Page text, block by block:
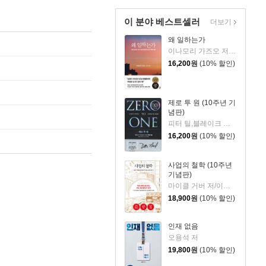
이 분야 베스트셀러
왜 일하는가
이나모리 가즈오 저/김윤경 역
16,200원 (10% 할인)
제로 투 원 (10주년 기
념판)
16,200원 (10% 할인)
사업의 철학 (10주년
기념판)
마이클 거버 저/이제용 역
18,900원 (10% 할인)
인재 없음
오용석 저
19,800원 (10% 할인)
더보기